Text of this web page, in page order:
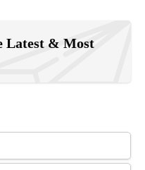
Latest & Most